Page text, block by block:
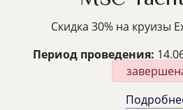
Скидка 30% на круизы
Период проведения: